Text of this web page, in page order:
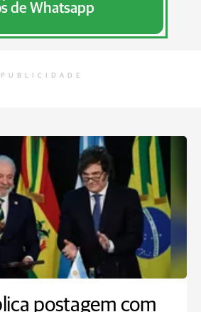
de Whatsapp
PUBLICIDADE
postagem com